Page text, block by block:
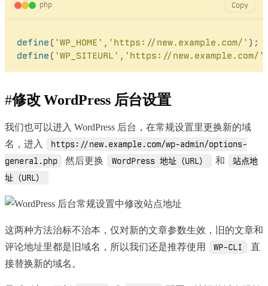
php Copy
define ( 'WP_HOME' , 'https://new.example.com/'
define ( 'WP_SITEURL' , 'https://new.example.com/'
#修改 WordPress 后台设置
我们也可以进入 WordPress 后台，在常规设置里更换新的域
名，进入
https://new.example.com/wp-admin/options-
general.php
然后更换 WordPress 地址（URL） 和
站点地
址（URL）
这两种方法治标不治本，仅对新的文章参数生效，旧的文章和
评论地址里都是旧域名，所以我们还是推荐使用
WP-CLI
直
接替换新的域名。